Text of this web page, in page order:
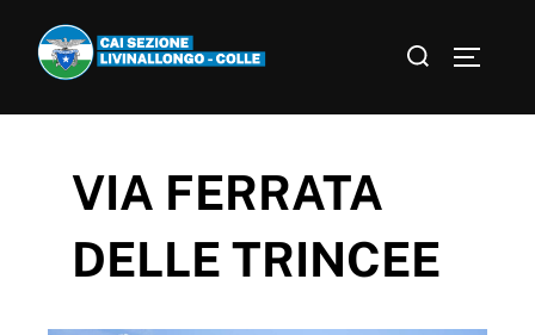
VIA FERRATA
DELLE TRINCEE